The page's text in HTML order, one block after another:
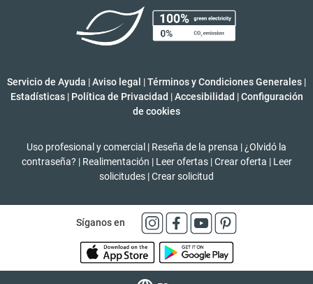
Servicio de Ayuda |Aviso legal |Términos y Condiciones Generales |
Estadísticas | Política de Privacidad | Accesibilidad | Configuración
de cookies
Uso profesional y comercial | Reseña de la prensa | ¿Olvidó la
contraseña? | Realimentación | Leer ofertas | Crear oferta | Leer
solicitudes |Crear solicitud
Síganos en